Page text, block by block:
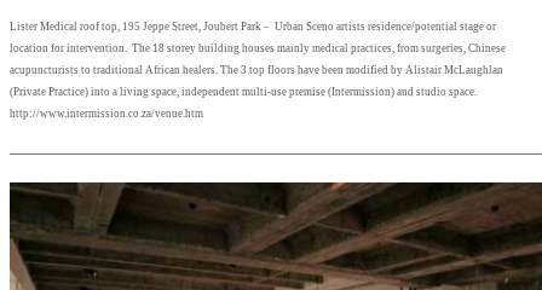
Lister Medical roof top, 195 Jeppe Street, Joubert Park – Urban Sceno artists residence/potential stage or
location for intervention. The 18 storey building houses mainly medical practices, from surgeries, Chinese
acupuncturists to traditional African healers. The 3 top floors have been modified by Alistair McLaughlan
(Private Practice) into a living space, independent multi-use premise (Intermission) and studio space.
http://www.intermission.co.za/venue.htm
–––––––––––––––––––––––––––––––––––––––––––––––––